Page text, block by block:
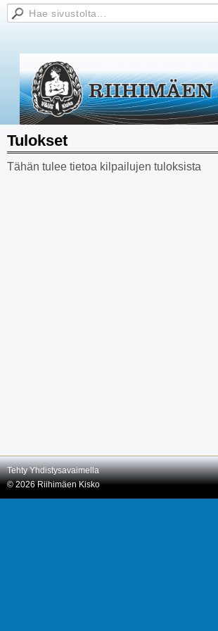
Tulokset
Tähän tulee tietoa kilpailujen tuloksista
Tehty Yhdistysavaimella
©2026 Riihimäen Kisko